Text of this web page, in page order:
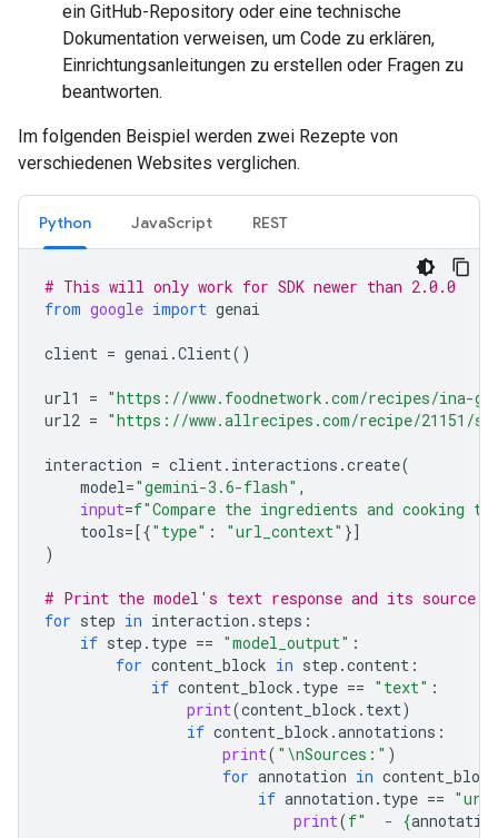
ein GitHub-Repository oder eine technische
Dokumentation verweisen, um Code zu erklären,
Einrichtungsanleitungen zu erstellen oder Fragen zu
beantworten.
Im folgenden Beispiel werden zwei Rezepte von
verschiedenen Websites verglichen.
Python JavaScript REST
# This will only work for SDK newer than 2.0.0
from google import genai
client = genai .Client()
url1 = "https://www.foodnetwork.com/recipes/ina-
url2 = "https://www.allrecipes.com/recipe/21151/
interaction = client. interactions .create(
model="gemini-3.6-flash" ,
input=f"Compare the ingredients and cooking
tools=[{"type" : "url_context" }]
)
# Print the model's text response and its source
for step in interaction . steps :
if step . type == "model_output" :
for content_block in step .content :
if content_block . type == "text" :
print(content_block . text)
if content_block .annotations :
print( " \nSources:" )
for annotation in content_block
if annotation . type ==
print(f"  - {